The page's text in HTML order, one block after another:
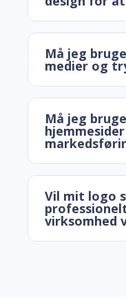
Må jeg
medier og
Må jeg
Vil mit logo
virksomhed